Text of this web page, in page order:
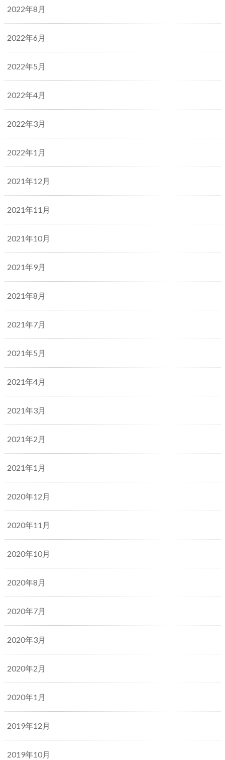
2022年8月
2022年6月
2022年5月
2022年4月
2022年3月
2022年1月
2021年12月
2021年11月
2021年10月
2021年9月
2021年8月
2021年7月
2021年5月
2021年4月
2021年3月
2021年2月
2021年1月
2020年12月
2020年11月
2020年10月
2020年8月
2020年7月
2020年3月
2020年2月
2020年1月
2019年12月
2019年10月